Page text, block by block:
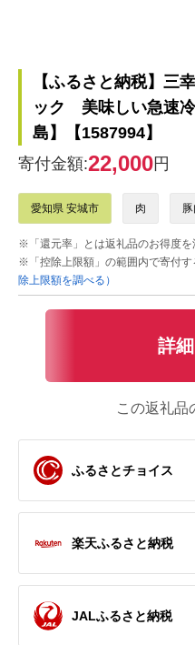
【ふるさと納税】
ック 美味しい急速
島】【1587994】
寄付金額:22,000円
愛知県 安城市 肉
※「還元率」とは返礼品のお得度を
※「控除上限額」の範囲内で寄付
除上限額を調べる）
詳
この返礼品
ふるさとチョイス
楽天ふるさと納税
JALふるさと納税